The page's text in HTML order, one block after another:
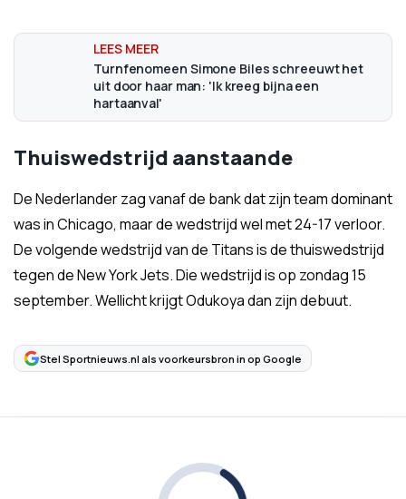
Turnfenomeen Simone Biles schreeuwt het
uit door haar man: 'Ik kreeg bijna een
hartaanval'
Thuiswedstrijd aanstaande
De Nederlander zag vanaf de bank dat zijn team dominant
was in Chicago, maar de wedstrijd wel met 24-17 verloor.
De volgende wedstrijd van de Titans is de thuiswedstrijd
tegen de New York Jets. Die wedstrijd is op zondag 15
september. Wellicht krijgt Odukoya dan zijn debuut.
Stel Sportnieuws.nl als voorkeursbron in op Google